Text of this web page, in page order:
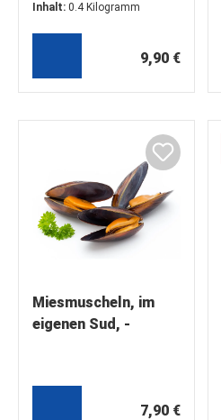
Inhalt: 0.4 Kilogramm
9,90 €
Miesmuscheln, im
eigenen Sud, -
7,90 €